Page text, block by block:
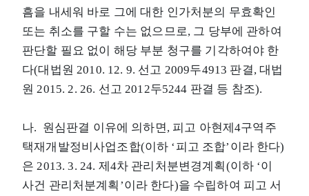
흠을 내세워 바로 그에 대한 인가처분의 무효확인
또는 취소를 구할 수는 없으므로, 그 당부에 관하여
판단할 필요 없이 해당 부분 청구를 기각하여야 한
다(대법원 2010. 12. 9. 선고 2009두4913 판결, 대법
원 2015. 2. 26. 선고 2012두5244 판결 등 참조).
나. 원심판결 이유에 의하면, 피고 아현제4구역주
택재개발정비사업조합(이하 ‘피고 조합’이라 한다)
은 2013. 3. 24. 제4차 관리처분변경계획(이하 ‘이
사건 관리처분계획’이라 한다)을 수립하여 피고 서